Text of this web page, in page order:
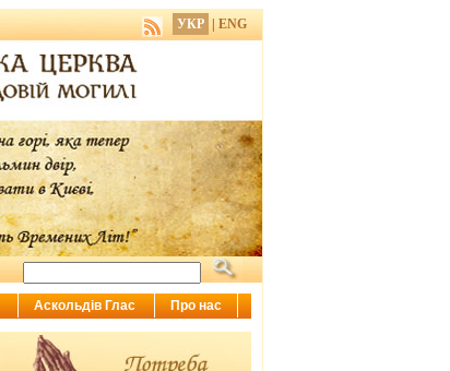
УКР ENG
Аскольдів Глас Про нас